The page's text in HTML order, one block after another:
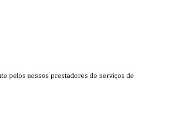
pelos nossos prestadores de serviços de